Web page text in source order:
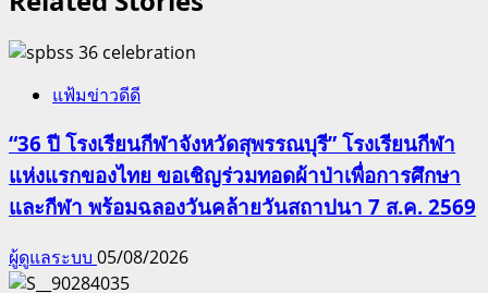
แฟ้มข่าวดีดี
“36 ปี โรงเรียนกีฬาจังหวัดสุพรรณบุรี” โรงเรียนกีฬา
แห่งแรกของไทย ขอเชิญร่วมทอดผ้าป่าเพื่อการศึกษา
และกีฬา พร้อมฉลองวันคล้ายวันสถาปนา 7 ส.ค. 2569
ผู้ดูแลระบบ 05/08/2026